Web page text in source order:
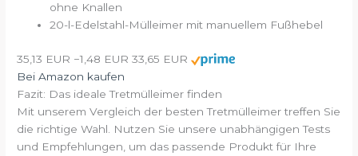
ohne Knallen
20-l-Edelstahl-Mülleimer mit manuellem Fußhebel
35,13 EUR −1,48 EUR 33,65 EUR
Bei Amazon kaufen
Fazit: Das ideale Tretmülleimer finden
Mit unserem Vergleich der besten Tretmülleimer treffen Sie
die richtige Wahl. Nutzen Sie unsere unabhängigen Tests
und Empfehlungen, um das passende Produkt für Ihre